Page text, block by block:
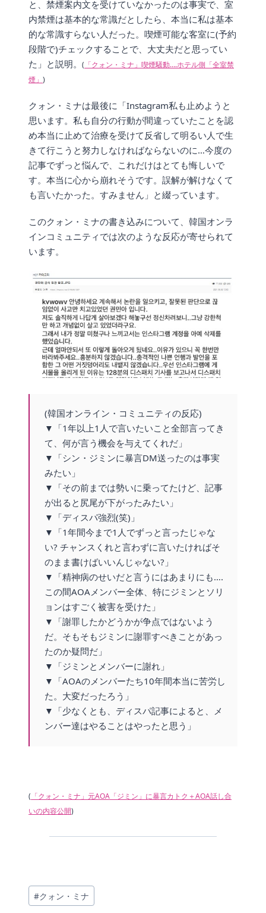
と、禁煙案内文を受けていなかったのは事実で、室
内禁煙は基本的な常識だとしたら、本当に私は基本
的な常識すらない人だった。喫煙可能な客室に(予約
段階で)チェックすることで、大丈夫だと思ってい
た」と説明。 ( 「クォン・ミナ」喫煙騒動….ホテル側「全室禁
煙」 )
クォン・ミナは最後に「Instagram私も止めようと
思います。私も自分の行動が間違っていたことを認
め本当に止めて治療を受けて反省して明るい人で生
きて行こうと努力しなければならないのに…今度の
記事でずっと悩んで、これだけはとても悔しいで
す。本当に心から崩れそうです。誤解が解けなくて
も言いたかった。すみません」と綴っています。
このクォン・ミナの書き込みについて、韓国オンラ
インコミュニティでは次のような反応が寄せられて
います。
(韓国オンライン・コミュニティの反応)
▼「1年以上1人で言いたいこと全部言ってき
て、何が言う機会を与えてくれだ」
▼「シン・ジミンに暴言DM送ったのは事実
みたい」
▼「その前までは勢いに乗ってたけど、記事
が出ると尻尾が下がったみたい」
▼「ディスパ強烈(笑)」
▼「1年間今まで1人でずっと言ったじゃな
い? チャンスくれと言わずに言いたければそ
のまま書けばいいんじゃない?」
▼「精神病のせいだと言うにはあまりにも….
この間AOAメンバー全体、特にジミンとソリ
ョンはすごく被害を受けた」
▼「謝罪したかどうかが争点ではないよう
だ。そもそもジミンに謝罪すべきことがあっ
たのか疑問だ」
▼「ジミンとメンバーに謝れ」
▼「AOAのメンバーたち10年間本当に苦労し
た。大変だったろう」
▼「少なくとも、ディスパ記事によると、メ
ンバー達はやることはやったと思う」
( 「クォン・ミナ」元AOA「ジミン」に暴言カトク＋AOA話し合
いの内容公開)
投
稿
#クォン・ミナ